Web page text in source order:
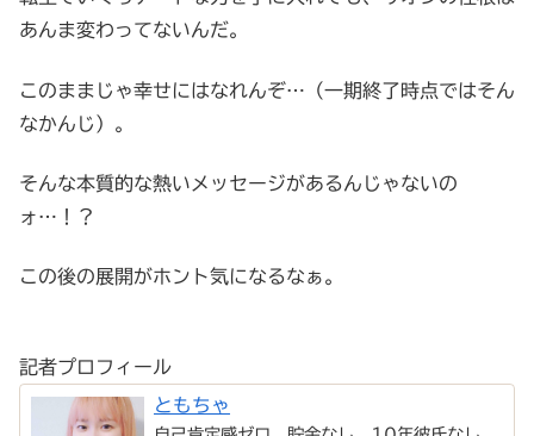
あんま変わってないんだ。
このままじゃ幸せにはなれんぞ…（一期終了時点ではそん
なかんじ）。
そんな本質的な熱いメッセージがあるんじゃないの
ォ…！？
この後の展開がホント気になるなぁ。
記者プロフィール
ともちゃ